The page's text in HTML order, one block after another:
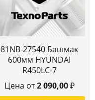
81NB-27540 Башмак
600мм HYUNDAI
R450LC-7
Цена от2 090,00₽